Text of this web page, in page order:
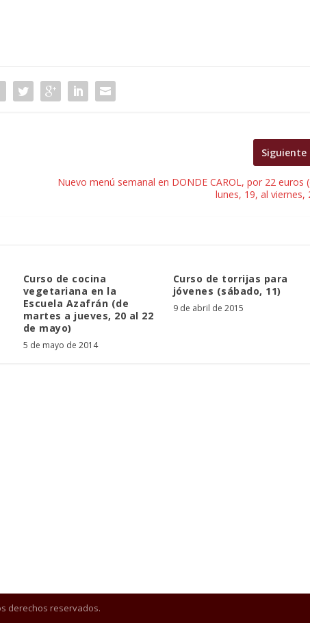
Siguiente
Nuevo menú semanal en DONDE CAROL, por 22 euros
lunes, 19, al viernes,
Curso de cocina
vegetariana en la
Escuela Azafrán (de
martes a jueves, 20 al 22
de mayo)
5 de mayo de 2014
Curso de torrijas para
jóvenes (sábado, 11)
9 de abril de 2015
derechos reservados.